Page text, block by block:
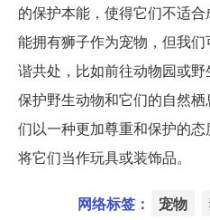
的保护本能，使得它们不适
能拥有狮子作为宠物，但我
谐共处，比如前往动物园或野
保护野生动物和它们的自然
们以一种更加尊重和保护的
将它们当作玩具或装饰品。
网络标签： 宠物